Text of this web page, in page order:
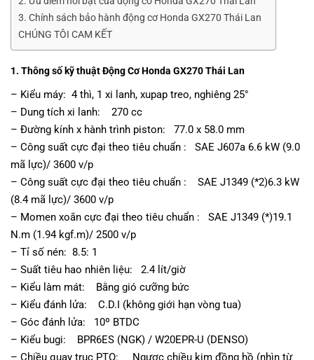
3. Chính sách bảo hành động cơ Honda GX270 Thái Lan
CHÚNG TÔI CAM KẾT
1. Thông số kỹ thuật Động Cơ Honda GX270 Thái Lan
– Kiểu máy: 4 thì, 1 xi lanh, xupap treo, nghiêng 25°
– Dung tích xi lanh: 270 cc
– Đường kính x hành trình piston: 77.0 x 58.0 mm
– Công suất cực đại theo tiêu chuẩn : SAE J607a 6.6 kW (9.0
mã lực)/ 3600 v/p
– Công suất cực đại theo tiêu chuẩn : SAE J1349 (*2)6.3 kW
(8.4 mã lực)/ 3600 v/p
– Momen xoắn cực đại theo tiêu chuẩn : SAE J1349 (*)19.1
N.m (1.94 kgf.m)/ 2500 v/p
– Tỉ số nén: 8.5: 1
– Suất tiêu hao nhiên liệu: 2.4 lít/giờ
– Kiểu làm mát: Bằng gió cưỡng bức
– Kiểu đánh lửa: C.D.I (không giới hạn vòng tua)
– Góc đánh lửa: 10º BTDC
– Kiểu bugi: BPR6ES (NGK) / W20EPR-U (DENSO)
– Chiều quay trục PTO: Ngược chiều kim đồng hồ (nhìn từ